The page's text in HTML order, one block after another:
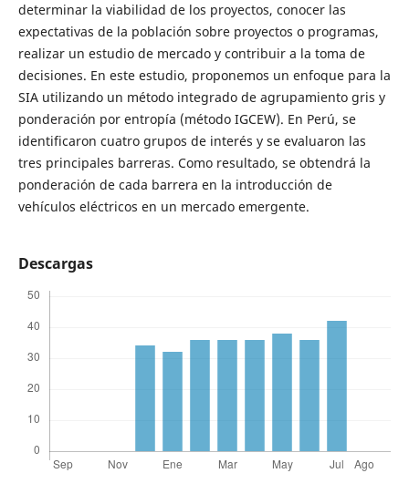
determinar la viabilidad de los proyectos, conocer las
expectativas de la población sobre proyectos o programas,
realizar un estudio de mercado y contribuir a la toma de
decisiones. En este estudio, proponemos un enfoque para la
SIA utilizando un método integrado de agrupamiento gris y
ponderación por entropía (método IGCEW). En Perú, se
identificaron cuatro grupos de interés y se evaluaron las
tres principales barreras. Como resultado, se obtendrá la
ponderación de cada barrera en la introducción de
vehículos eléctricos en un mercado emergente.
Descargas